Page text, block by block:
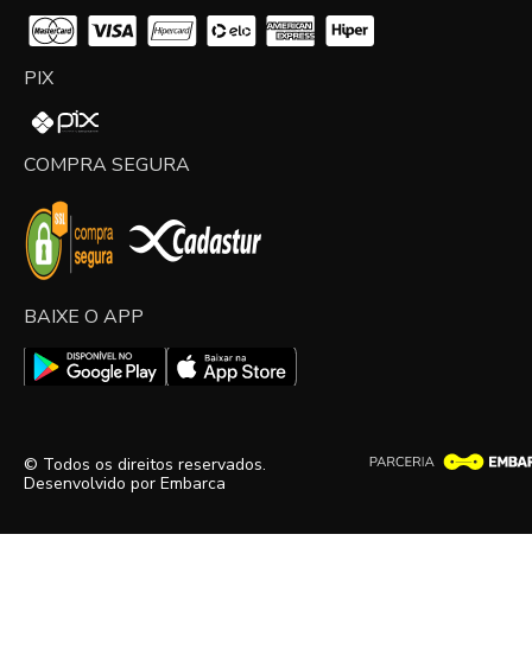
PIX
COMPRA SEGURA
BAIXE O APP
© Todos os direitos reservados.
Desenvolvido por Embarca